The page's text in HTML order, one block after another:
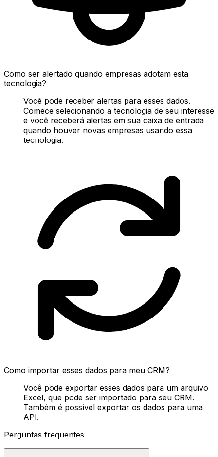
Como ser alertado quando empresas adotam esta
tecnologia?
Você pode receber alertas para esses dados.
Comece selecionando a tecnologia de seu interesse
e você receberá alertas em sua caixa de entrada
quando houver novas empresas usando essa
tecnologia.
Como importar esses dados para meu CRM?
Você pode exportar esses dados para um arquivo
Excel, que pode ser importado para seu CRM.
Também é possível exportar os dados para uma
API.
Perguntas frequentes